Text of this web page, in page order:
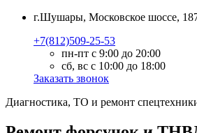
г.Шушары, Московское шоссе,
+7(812)509-25-53
пн-пт с 9:00 до 20:00
сб, вс с 10:00 до 18:00
Заказать звонок
Диагностика, ТО и ремонт